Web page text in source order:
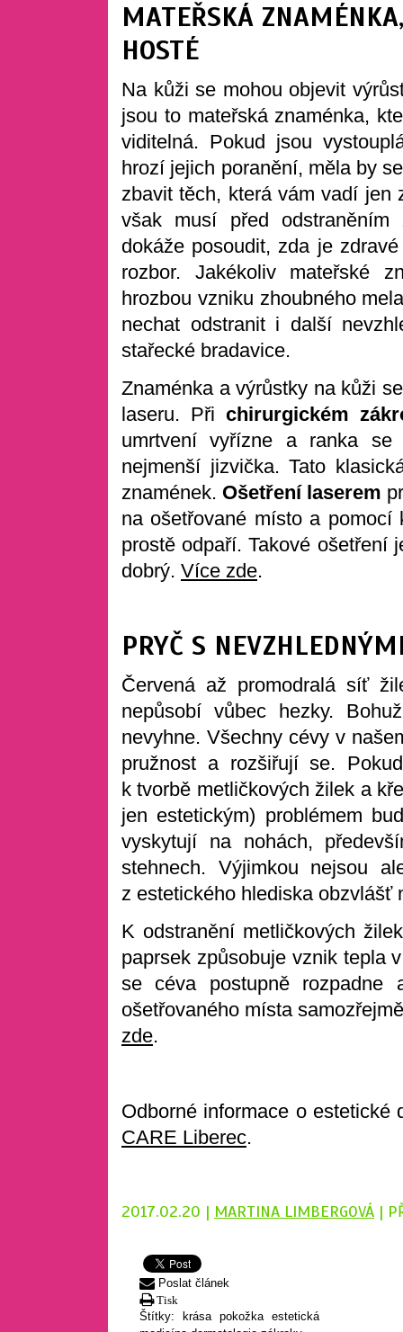
MATEŘSKÁ
HOSTÉ
Na kůži se mohou objevit
jsou to mateřská znaménka,
viditelná. Pokud jsou
hrozí jejich poranění, měla by
zbavit těch, která vám vadí jen
však musí před odstraněním
dokáže posoudit, zda je
rozbor. Jakékoliv mateřské
hrozbou vzniku zhoubného
nechat odstranit i další
stařecké bradavice.
Znaménka a výrůstky na kůži
laseru. Přichirurgickém
umrtvení vyřízne a ranka
nejmenší jizvička. Tato
znamének. Ošetření laserem
na ošetřované místo a pomocí
prostě odpaří. Takové ošetření
dobrý. Více zde.
PRYČ S
Červená až promodralá síť
nepůsobí vůbec hezky.
nevyhne. Všechny cévy v
pružnost a rozšiřují se.
k tvorbě metličkových žilek a
jen estetickým) problémem
vyskytují na nohách,
stehnech. Výjimkou nejsou
z estetického hlediska obzvlášť
K odstranění metličkových
paprsek způsobuje vznik tepla
se céva postupně
ošetřovaného místa
zde.
Odborné informace o
CARE Liberec.
2017.02.20 | MARTINA LIMBERGOVÁ |
Poslat článek
Tisk
Štítky: krása pokožka estetická